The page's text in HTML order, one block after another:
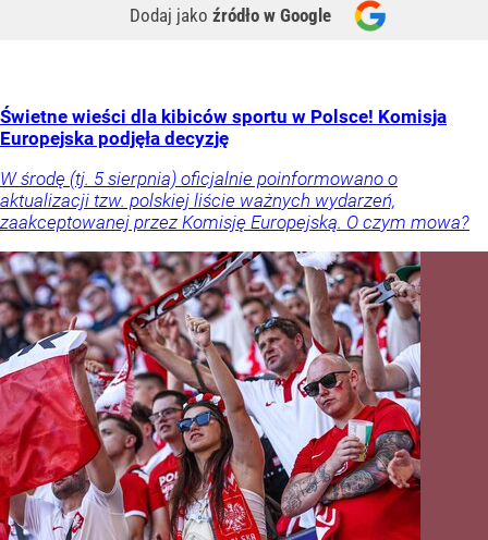
Dodaj jako źródło w Google
Świetne wieści dla kibiców sportu w Polsce! Komisja
Europejska podjęła decyzję
W środę (tj. 5 sierpnia) oficjalnie poinformowano o
aktualizacji tzw. polskiej liście ważnych wydarzeń,
zaakceptowanej przez Komisję Europejską. O czym mowa?